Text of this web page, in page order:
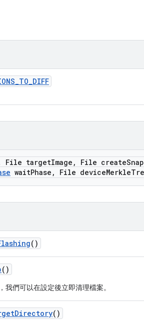
_TO_DIFF
File targetImage , File create
waitPhase , File deviceMerkle
()
()
我們可以在設定後立即清理檔案。
Directory()